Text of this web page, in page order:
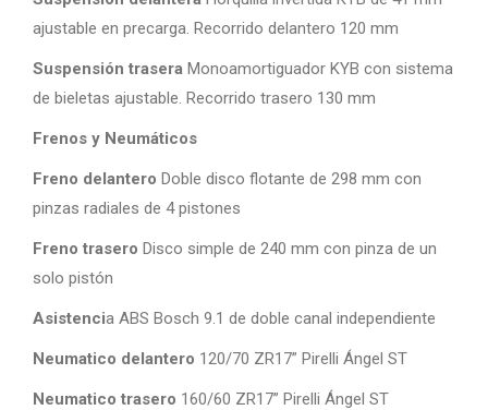
ajustable en precarga. Recorrido delantero 120 mm
Suspensión trasera Monoamortiguador KYB con sistema
de bieletas ajustable. Recorrido trasero 130 mm
Frenos y Neumáticos
Freno delantero Doble disco flotante de 298 mm con
pinzas radiales de 4 pistones
Freno trasero Disco simple de 240 mm con pinza de un
solo pistón
Asistencia ABS Bosch 9.1 de doble canal independiente
Neumatico delantero 120/70 ZR17” Pirelli Ángel ST
Neumatico trasero 160/60 ZR17” Pirelli Ángel ST